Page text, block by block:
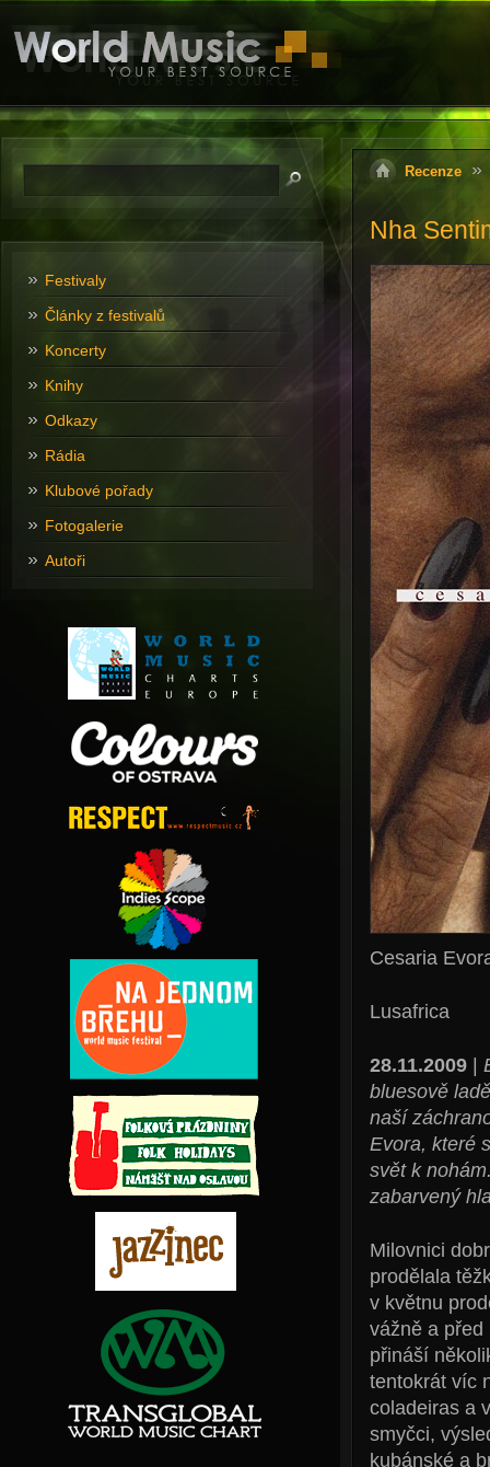
Recenze
Nha
Cesaria
Lusafrica
28.11.2009|
bluesově
naší
Evora, které
svět k
zabarvený
Milovnici
prodělala
v květnu
vážně a před
přináší
tentokrát víc
coladeiras a
smyčci,
kubánské a
Festivaly
Články z festivalů
Koncerty
Knihy
Odkazy
Rádia
Klubové pořady
Fotogalerie
Autoři